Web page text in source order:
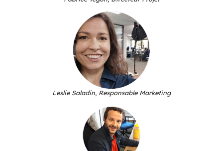
Aaron Laskar, Responsable des partenaires